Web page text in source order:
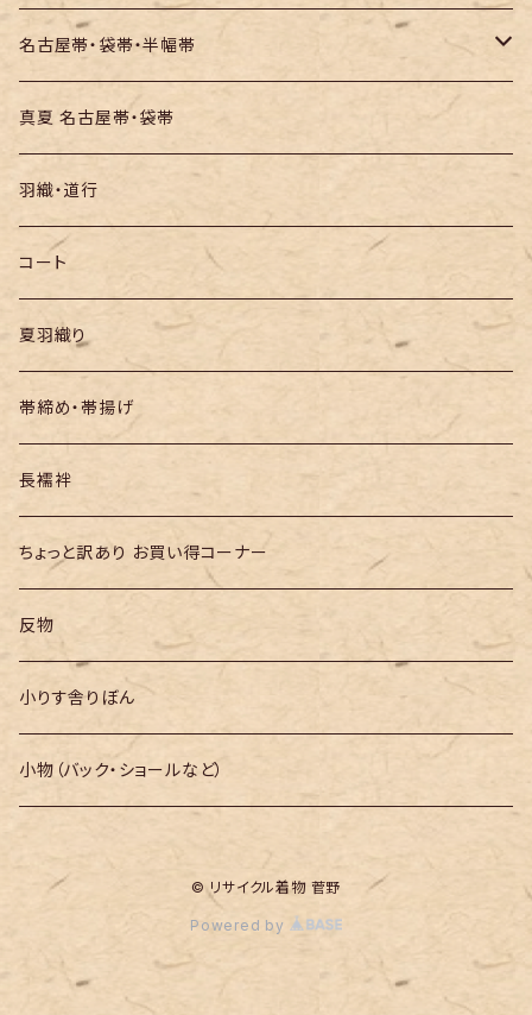
お召し
木綿・綿麻
絞りの浴衣
名古屋帯・袋帯・半幅帯
名古屋帯
袋帯
半幅帯
真夏 名古屋帯・袋帯
羽織・道行
コート
夏羽織り
帯締め・帯揚げ
長襦袢
ちょっと訳あり お買い得コーナー
反物
小りす舎りぼん
小物（バック・ショールなど）
© リサイクル着物 菅野
Powered by